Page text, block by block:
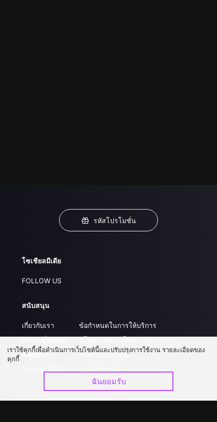
รหัสโปรโมชั่น
โซเชียลมีเดีย
FOLLOW US
สนับสนุน
เกี่ยวกับเรา
ติดต่อเรา
ข้อกำหนดในการให้บริการ
ส่งผลงานของคุณ
เราใช้คุกกี้เพื่อดำเนินการเว็บไซต์นี้และปรับปรุงการใช้งาน รายละเอียดของ
คุกกี้
ฉันยอมรับ